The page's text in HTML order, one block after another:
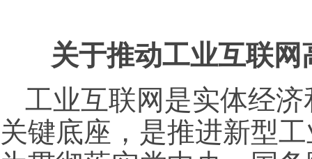
关于推动工业互联
工业互联网是实体经
关键底座，是推进新型